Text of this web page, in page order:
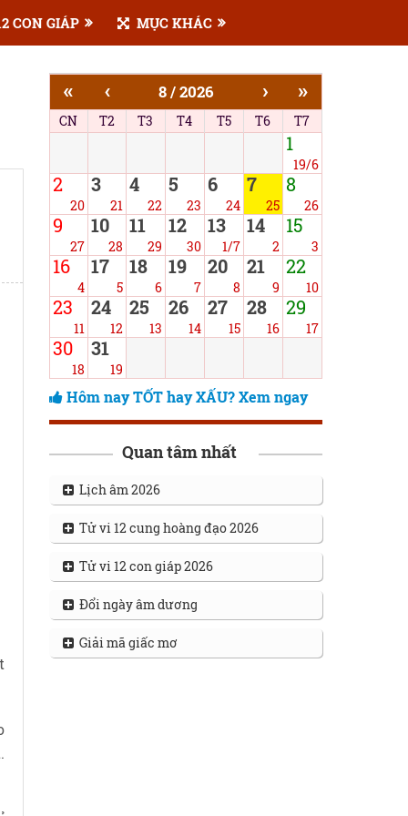
CON GIÁP MỤC KHÁC
« ‹ 8 / 2026 › »
CN T2 T3 T4 T5 T6 T7
1
19/6
2
20
3
21
4
22
5
23
6
24
7
25
8
26
9
27
10
28
11
29
12
30
13
1/7
14
2
15
3
16
4
17
5
18
6
19
7
20
8
21
9
22
10
23
11
24
12
25
13
26
14
27
15
28
16
29
17
30
18
31
19
Hôm nay TỐT hay XẤU? Xem ngay
Quan tâm nhất
Lịch âm 2026
Tử vi 12 cung hoàng đạo 2026
Tử vi 12 con giáp 2026
Đổi ngày âm dương
Giải mã giấc mơ